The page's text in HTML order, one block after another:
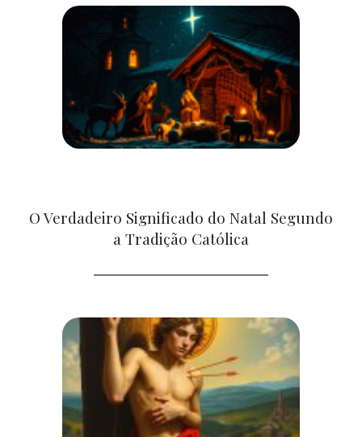
O Verdadeiro Significado do Natal Segundo
a Tradição Católica